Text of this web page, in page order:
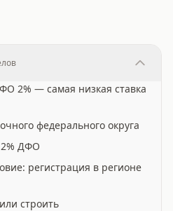
2% — самая низкая ставка
федерального округа
ДФО
регистрация в регионе
строить